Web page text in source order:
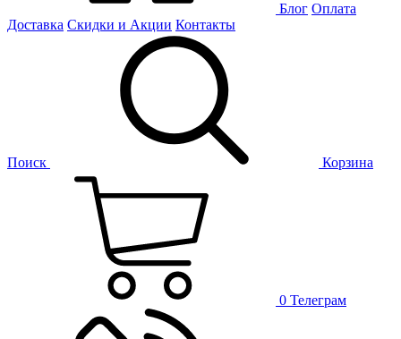
Блог Оплата
Доставка Скидки и Акции Контакты
Поиск Корзина
0 Телеграм